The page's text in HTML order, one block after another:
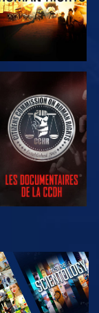
REGARDER
DÉCOUVRIR
LES SÉRIES